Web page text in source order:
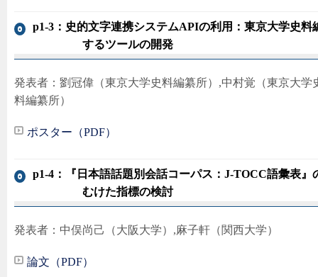
p1-3：史的文字連携システムAPIの利用：東京大学史
するツールの開発
発表者：劉冠偉（東京大学史料編纂所）,中村覚（東京大
料編纂所）
ポスター（PDF）
p1-4：『日本語話題別会話コーパス：J-TOCC語彙表
むけた指標の検討
発表者：中俣尚己（大阪大学）,麻子軒（関西大学）
論文（PDF）